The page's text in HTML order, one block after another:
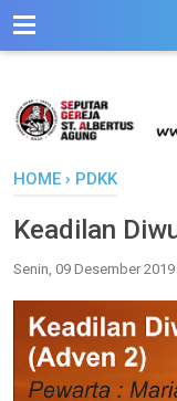
HOME › PDKK
Keadilan
Senin, 09 Desember 2019